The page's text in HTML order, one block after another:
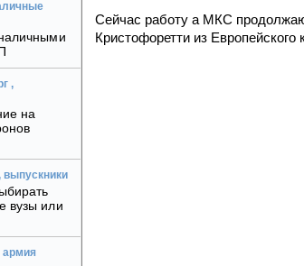
,
на
выпускники
вузы или
армия
Сейчас работу а МКС
Кристофоретти из Европейского